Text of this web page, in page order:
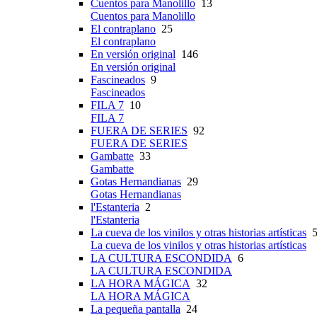
Cuentos para Manolillo 13
Cuentos para Manolillo
El contraplano 25
El contraplano
En versión original 146
En versión original
Fascineados 9
Fascineados
FILA 7 10
FILA 7
FUERA DE SERIES 92
FUERA DE SERIES
Gambatte 33
Gambatte
Gotas Hernandianas 29
Gotas Hernandianas
l'Estanteria 2
l'Estanteria
La cueva de los vinilos y otras historias artísticas
La cueva de los vinilos y otras historias artísticas
LA CULTURA ESCONDIDA 6
LA CULTURA ESCONDIDA
LA HORA MÁGICA 32
LA HORA MÁGICA
La pequeña pantalla 24